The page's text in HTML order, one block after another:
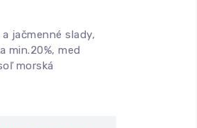
jačmenné slady,
min.20%, med
morská